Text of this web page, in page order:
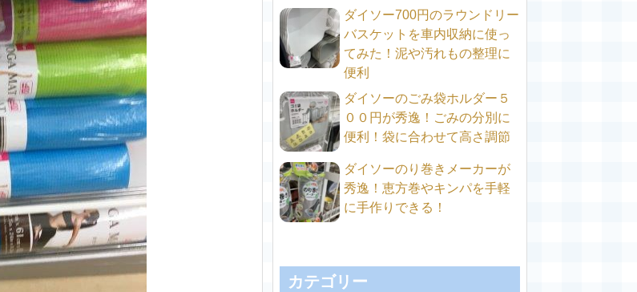
ダイソー700円のラウンドリー
バスケットを車内収納に使っ
てみた！泥や汚れもの整理に
便利
ダイソーのごみ袋ホルダー５
００円が秀逸！ごみの分別に
便利！袋に合わせて高さ調節
ダイソーのり巻きメーカーが
秀逸！恵方巻やキンパを手軽
に手作りできる！
カテゴリー